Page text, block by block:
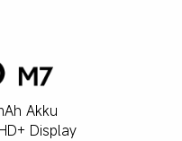
Akku
Display